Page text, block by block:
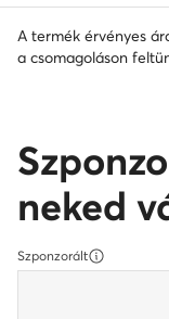
A termék érvényes
a csomagoláson
neked
Szponzorált